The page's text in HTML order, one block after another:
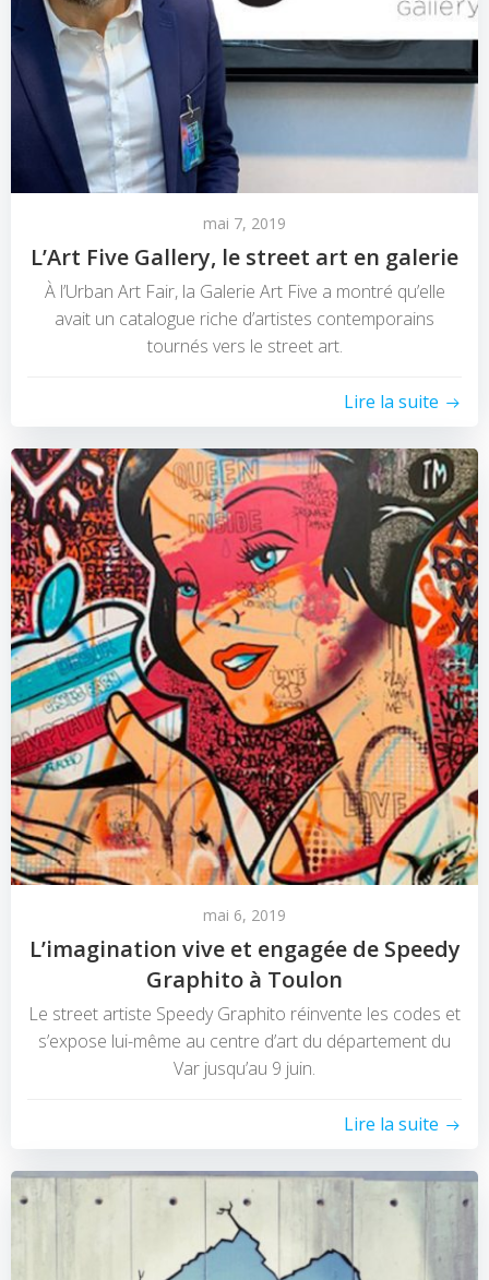
mai 7, 2019
L’Art Five Gallery, le street art en galerie
À l’Urban Art Fair, la Galerie Art Five a montré qu’elle
avait un catalogue riche d’artistes contemporains
tournés vers le street art.
Lire la suite
mai 6, 2019
L’imagination vive et engagée de Speedy
Graphito à Toulon
Le street artiste Speedy Graphito réinvente les codes et
s’expose lui-même au centre d’art du département du
Var jusqu’au 9 juin.
Lire la suite